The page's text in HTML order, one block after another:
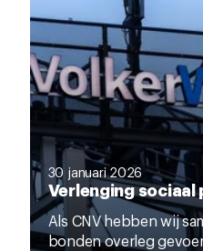
30 januari 2026
Verlenging sociaal
Als CNV hebben wij
bonden overleg